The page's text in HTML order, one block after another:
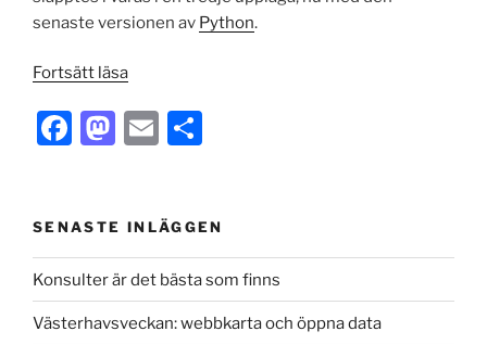
senaste versionen av Python.
Fortsätt läsa”Pluggat
Python-
programmering”
F
e
b
o
o
M
o
d
o
n
E
l
e
SENASTE INLÄGGEN
Konsulter är det bästa som finns
Västerhavsveckan: webbkarta och öppna data